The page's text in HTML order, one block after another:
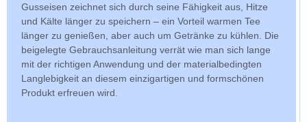
Gusseisen zeichnet sich durch seine Fähigkeit aus, Hitze
und Kälte länger zu speichern – ein Vorteil warmen Tee
länger zu genießen, aber auch um Getränke zu kühlen. Die
beigelegte Gebrauchsanleitung verrät wie man sich lange
mit der richtigen Anwendung und der materialbedingten
Langlebigkeit an diesem einzigartigen und formschönen
Produkt erfreuen wird.